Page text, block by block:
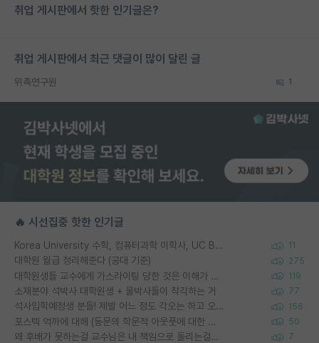
취업 게시판에서 핫한 인기글은?
취업 게시판에서 최근 댓글이 많이 달린 글
위촉연구원 1
🔥 시선집중 핫한 인기글
Korea University 수학, 컴퓨터과학 이학사, UC Berkeley 산업공학 대학원 공학박사가 되는 것은 쉽지 않겠죠? 11
대학원 월급 정리해준다 (공대 기준) 275
대학원생들 교수에게 가스라이팅 당한 것은 이해가 갑니다. 안타깝네요. 119
소재분야 석박사 대학원생 + 물박사들이 착각하는 거 77
석사입학예정생 분들! 제발 어느 정도 각오는 하고 오세요. 156
포스텍 억까에 대해 (동문의 학문적 아웃풋에 대한 반박) 50
왜 후배가 못하는걸 교수님은 내 책임으로 돌리는걸까요? 7